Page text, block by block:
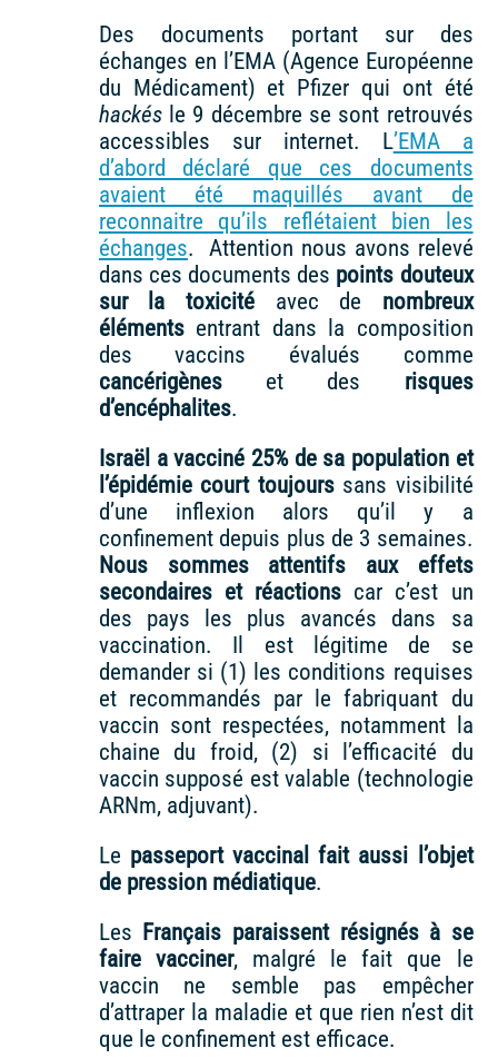
Des documents portant sur des
échanges en l’EMA (Agence Européenne
du Médicament) et Pfizer qui ont été
hackésle 9 décembre se sont retrouvés
accessibles sur internet. L’EMA a
d’abord déclaré que ces documents
avaient été maquillés avant de
reconnaitre qu’ils reflétaient bien les
échanges. Attention nous avons relevé
dans ces documents des points douteux
sur la toxicité avec de nombreux
élémentsentrant dans la composition
des vaccins évalués comme
cancérigèneset des risques
d’encéphalites.
Israël a vacciné 25% de sa population et
l’épidémie court toujourssans visibilité
d’une inflexion alors qu’il y a
confinement depuis plus de 3 semaines.
Nous sommes attentifs aux effets
secondaires et réactions car c’est un
des pays les plus avancés dans sa
vaccination. Il est légitime de se
demander si (1) les conditions requises
et recommandés par le fabriquant du
vaccin sont respectées, notamment la
chaine du froid, (2) si l’efficacité du
vaccin supposé est valable (technologie
ARNm, adjuvant).
Le passeport vaccinal fait aussi l’objet
de pression médiatique.
Les Français paraissent résignés à se
faire vacciner, malgré le fait que le
vaccin ne semble pas empêcher
d’attraper la maladie et que rien n’est dit
que le confinement est efficace.